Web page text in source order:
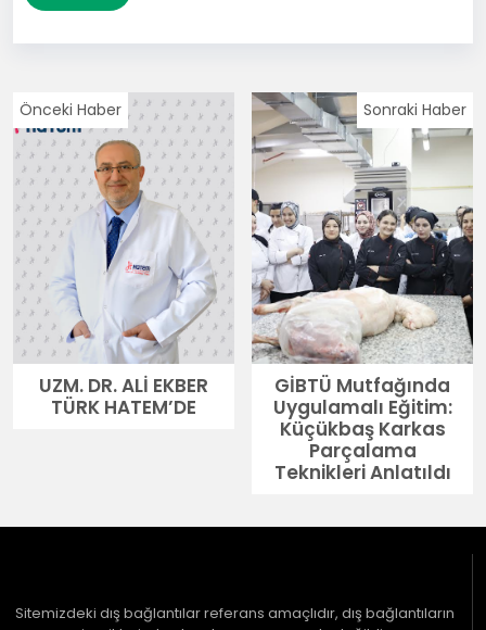
Önceki Haber
UZM. DR. ALİ EKBER
TÜRK HATEM’DE
Sonraki Haber
GİBTÜ Mutfağında
Uygulamalı Eğitim:
Küçükbaş Karkas
Parçalama
Teknikleri Anlatıldı
Sitemizdeki dış bağlantılar referans amaçlıdır, dış bağlantıların